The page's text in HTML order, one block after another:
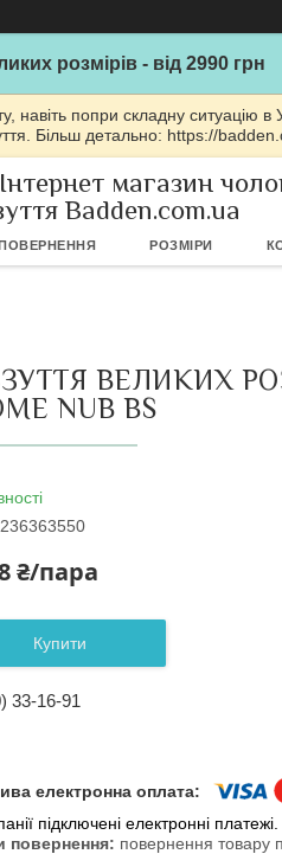
розмірів - від 2990 грн
попри складну ситуацію
Більш детально: https://
магазин
Badden.com.ua
РОЗМІРИ
ВЕЛИКИХ
NUB BS
₴/пара
Купити
33-16-91
підключені електронні
повернення товару